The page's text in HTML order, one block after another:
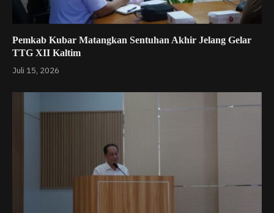
Pemkab Kubar Matangkan Sentuhan Akhir Jelang Gelar
TTG XII Kaltim
Juli 15, 2026